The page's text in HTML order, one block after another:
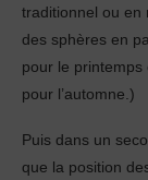
traditionnel ou en
des sphères en
pour le printemps
pour l’automne.)
Puis dans un
que la position